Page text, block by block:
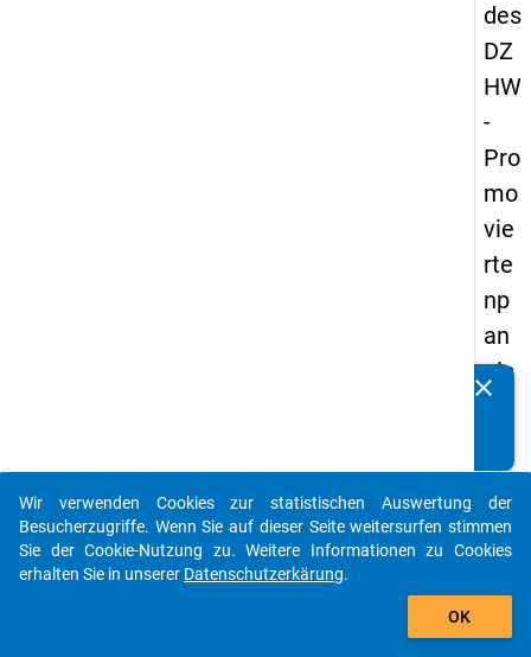
des
DZ
HW
-
Pro
mo
vie
rte
np
an
els
-
vie
rte
clear
auto_stories
add_shopping_cart
Wir verwenden Cookies zur statistischen Auswertung der
Besucherzugriffe. Wenn Sie auf dieser Seite weitersurfen stimmen
Sie der Cookie-Nutzung zu. Weitere Informationen zu Cookies
erhalten Sie in unserer Datenschutzerkärung.
OK